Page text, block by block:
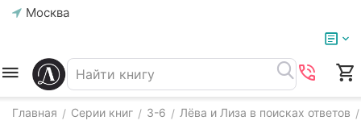
Москва
Главная / Серии книг / 3-6 / Лёва и Лиза в поисках ответов /